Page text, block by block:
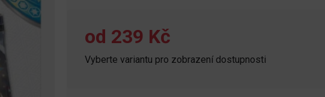
od 239 Kč
Vyberte variantu pro zobrazení dostupnosti